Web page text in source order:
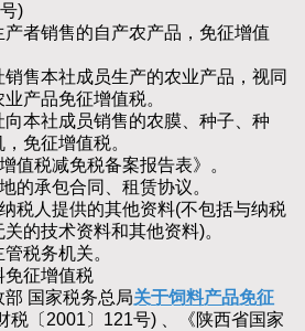
)
者销售的自产农产品，免征增值
本社成员生产的农业产品，视同
产品免征增值税。
本社成员销售的农膜、种子、种
免征增值税。
税减免税备案报告表》。
承包合同、租赁协议。
人提供的其他资料(不包括与纳税
的技术资料和其他资料)。
税务机关。
征增值税
国家税务总局关于饲料产品免征
税〔2001〕121号) 、《陕西省国家